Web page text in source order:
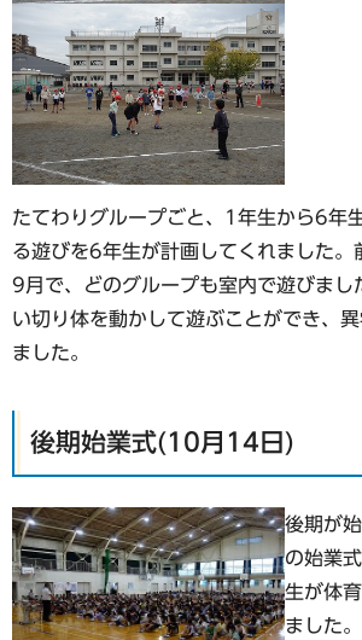
たてわりグループごと、1年生から6年
る遊びを6年生が計画してくれました。
9月で、どのグループも室内で遊びまし
い切り体を動かして遊ぶことができ、
ました。
後期始業式(10月14日)
後期が
の始業
生が体
ました。